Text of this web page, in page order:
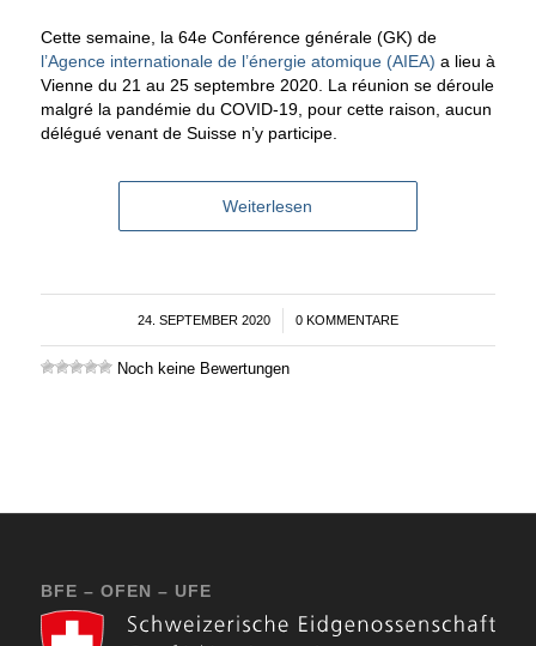
Cette semaine, la 64e Conférence générale (GK) de
l’Agence internationale de l’énergie atomique (AIEA) a lieu à
Vienne du 21 au 25 septembre 2020. La réunion se déroule
malgré la pandémie du COVID-19, pour cette raison, aucun
délégué venant de Suisse n’y participe.
Weiterlesen
24. SEPTEMBER 2020
/ 0 KOMMENTARE
Noch keine Bewertungen
BFE – OFEN – UFE